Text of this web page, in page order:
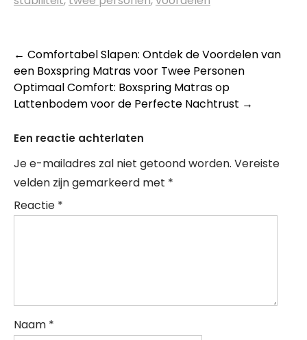
Berichtnavigatie
← Comfortabel Slapen: Ontdek de Voordelen van
een Boxspring Matras voor Twee Personen
Optimaal Comfort: Boxspring Matras op
Lattenbodem voor de Perfecte Nachtrust →
Een reactie achterlaten
Je e-mailadres zal niet getoond worden. Vereiste
velden zijn gemarkeerd met *
Reactie *
Naam *